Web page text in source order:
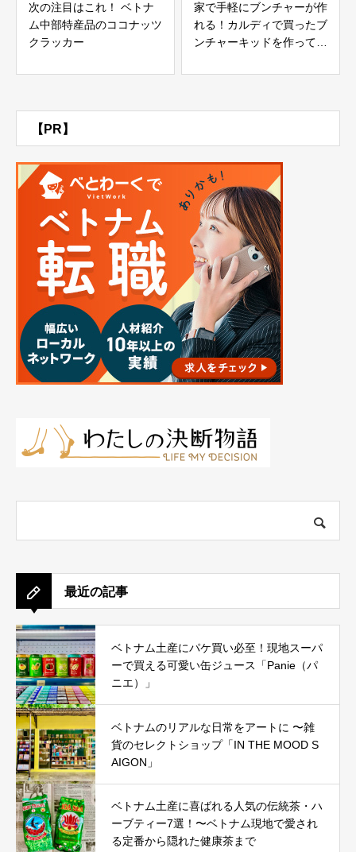
次の注目はこれ！ ベトナ
ム中部特産品のココナッツ
クラッカー
家で手軽にブンチャーが作
れる！カルディで買ったブ
ンチャーキッドを作ってみ
【PR】
最近の記事
ベトナム土産にパケ買い必至！現地スーパ
ーで買える可愛い缶ジュース「Panie（パ
ニエ）」
ベトナムのリアルな日常をアートに 〜雑
貨のセレクトショップ「IN THE MOOD S
AIGON」
ベトナム土産に喜ばれる人気の伝統茶・ハ
ーブティー7選！〜ベトナム現地で愛され
る定番から隠れた健康茶まで